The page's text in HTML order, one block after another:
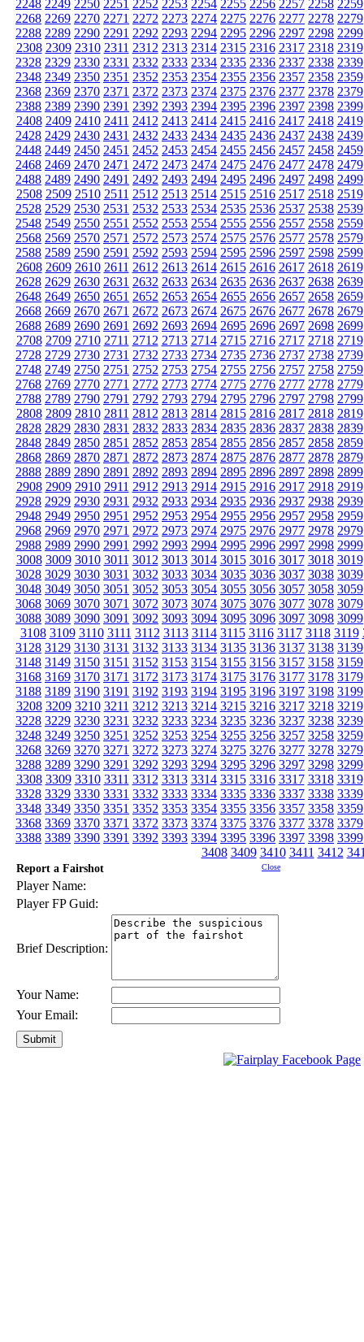
2248 2249 2250 2251 2252 2253 2254 2255 2256 2257 2258 2259
2268 2269 2270 2271 2272 2273 2274 2275 2276 2277 2278 2279
2288 2289 2290 2291 2292 2293 2294 2295 2296 2297 2298 2299
2308 2309 2310 2311 2312 2313 2314 2315 2316 2317 2318 2319
2328 2329 2330 2331 2332 2333 2334 2335 2336 2337 2338 2339
2348 2349 2350 2351 2352 2353 2354 2355 2356 2357 2358 2359
2368 2369 2370 2371 2372 2373 2374 2375 2376 2377 2378 2379
2388 2389 2390 2391 2392 2393 2394 2395 2396 2397 2398 2399
2408 2409 2410 2411 2412 2413 2414 2415 2416 2417 2418 2419
2428 2429 2430 2431 2432 2433 2434 2435 2436 2437 2438 2439
2448 2449 2450 2451 2452 2453 2454 2455 2456 2457 2458 2459
2468 2469 2470 2471 2472 2473 2474 2475 2476 2477 2478 2479
2488 2489 2490 2491 2492 2493 2494 2495 2496 2497 2498 2499
2508 2509 2510 2511 2512 2513 2514 2515 2516 2517 2518 2519
2528 2529 2530 2531 2532 2533 2534 2535 2536 2537 2538 2539
2548 2549 2550 2551 2552 2553 2554 2555 2556 2557 2558 2559
2568 2569 2570 2571 2572 2573 2574 2575 2576 2577 2578 2579
2588 2589 2590 2591 2592 2593 2594 2595 2596 2597 2598 2599
2608 2609 2610 2611 2612 2613 2614 2615 2616 2617 2618 2619
2628 2629 2630 2631 2632 2633 2634 2635 2636 2637 2638 2639
2648 2649 2650 2651 2652 2653 2654 2655 2656 2657 2658 2659
2668 2669 2670 2671 2672 2673 2674 2675 2676 2677 2678 2679
2688 2689 2690 2691 2692 2693 2694 2695 2696 2697 2698 2699
2708 2709 2710 2711 2712 2713 2714 2715 2716 2717 2718 2719
2728 2729 2730 2731 2732 2733 2734 2735 2736 2737 2738 2739
2748 2749 2750 2751 2752 2753 2754 2755 2756 2757 2758 2759
2768 2769 2770 2771 2772 2773 2774 2775 2776 2777 2778 2779
2788 2789 2790 2791 2792 2793 2794 2795 2796 2797 2798 2799
2808 2809 2810 2811 2812 2813 2814 2815 2816 2817 2818 2819
2828 2829 2830 2831 2832 2833 2834 2835 2836 2837 2838 2839
2848 2849 2850 2851 2852 2853 2854 2855 2856 2857 2858 2859
2868 2869 2870 2871 2872 2873 2874 2875 2876 2877 2878 2879
2888 2889 2890 2891 2892 2893 2894 2895 2896 2897 2898 2899
2908 2909 2910 2911 2912 2913 2914 2915 2916 2917 2918 2919
2928 2929 2930 2931 2932 2933 2934 2935 2936 2937 2938 2939
2948 2949 2950 2951 2952 2953 2954 2955 2956 2957 2958 2959
2968 2969 2970 2971 2972 2973 2974 2975 2976 2977 2978 2979
2988 2989 2990 2991 2992 2993 2994 2995 2996 2997 2998 2999
3008 3009 3010 3011 3012 3013 3014 3015 3016 3017 3018 3019
3028 3029 3030 3031 3032 3033 3034 3035 3036 3037 3038 3039
3048 3049 3050 3051 3052 3053 3054 3055 3056 3057 3058 3059
3068 3069 3070 3071 3072 3073 3074 3075 3076 3077 3078 3079
3088 3089 3090 3091 3092 3093 3094 3095 3096 3097 3098 3099
3108 3109 3110 3111 3112 3113 3114 3115 3116 3117 3118 3119
3128 3129 3130 3131 3132 3133 3134 3135 3136 3137 3138 3139
3148 3149 3150 3151 3152 3153 3154 3155 3156 3157 3158 3159
3168 3169 3170 3171 3172 3173 3174 3175 3176 3177 3178 3179
3188 3189 3190 3191 3192 3193 3194 3195 3196 3197 3198 3199
3208 3209 3210 3211 3212 3213 3214 3215 3216 3217 3218 3219
3228 3229 3230 3231 3232 3233 3234 3235 3236 3237 3238 3239
3248 3249 3250 3251 3252 3253 3254 3255 3256 3257 3258 3259
3268 3269 3270 3271 3272 3273 3274 3275 3276 3277 3278 3279
3288 3289 3290 3291 3292 3293 3294 3295 3296 3297 3298 3299
3308 3309 3310 3311 3312 3313 3314 3315 3316 3317 3318 3319
3328 3329 3330 3331 3332 3333 3334 3335 3336 3337 3338 3339
3348 3349 3350 3351 3352 3353 3354 3355 3356 3357 3358 3359
3368 3369 3370 3371 3372 3373 3374 3375 3376 3377 3378 3379
3388 3389 3390 3391 3392 3393 3394 3395 3396 3397 3398 3399
3408 3409 3410 3411 3412
Report a Fairshot Close
Player Name:
Player FP Guid:
Brief Description:
Your Name:
Your Email: